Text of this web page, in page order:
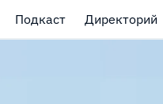
Подкаст Директорий